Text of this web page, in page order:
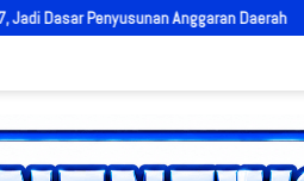
Keselamatan Masyarakat